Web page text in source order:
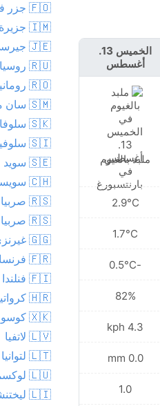
الخميس 13.
أغسطس
ملبد بالغيوم
2.9°C
1.7°C
-0.5°C
82%
4.3 kph
0.0 mm
1.0
الجمعة 14.
أغسطس
أمطار متفرقة قريبة
4.0°C
3.3°C
2.2°C
86%
13.0 kph
0.1 mm
1.0
🇫🇴 جزر فارو
🇮🇲 جزيرة مان
🇯🇪 جيرسي
🇷🇺 روسيا
🇷🇴 رومانيا
🇸🇲 سان مارينو
🇸🇰 سلوفاكيا
🇸🇮 سلوفينيا
🇸🇪 سويد
🇨🇭 سويسرا
🇷🇸 صربيا
🇷🇸 صربيا والجبل الأسود
🇬🇬 غيرنزي
🇫🇷 فرنسا
🇫🇮 فنلندا
🇭🇷 كرواتيا
🇽🇰 كوسوفو
🇱🇻 لاتفيا
🇱🇹 لتوانيا
🇱🇺 لوكسمبورج
🇱🇮 ليختنشتاين